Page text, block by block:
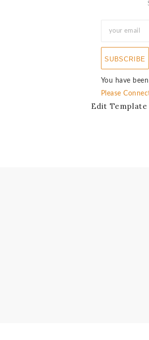
SUBSCRIBE
You have
Please
Edit Template